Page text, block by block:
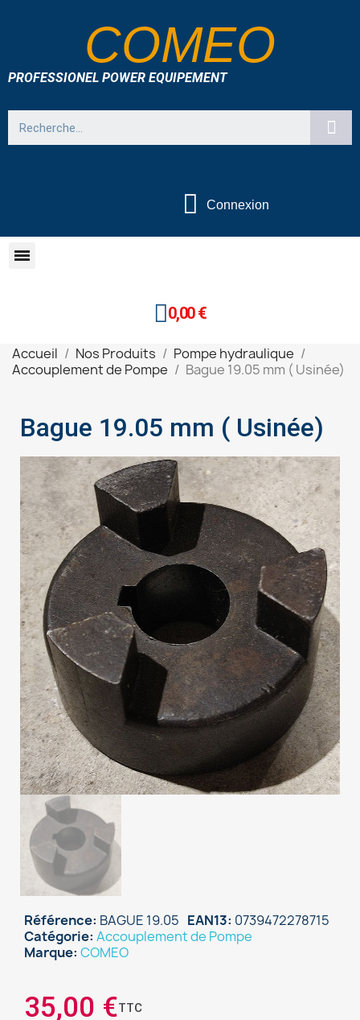
COMEO
PROFESSIONEL POWER EQUIPEMENT
Connexion
0,00 €
Accueil Nos Produits
Pompe hydraulique
Accouplement de Pompe
Bague 19.05 mm ( Usinée)
Bague 19.05 mm ( Usinée)
Référence BAGUE 19.05 EAN13 0739472278715
Catégorie Accouplement de Pompe
Marque COMEO
35,00 €TTC
Sign in